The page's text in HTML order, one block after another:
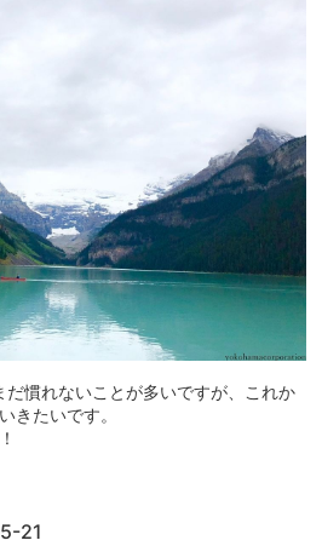
だ慣れないことが多いですが、これか
きたいです。
21